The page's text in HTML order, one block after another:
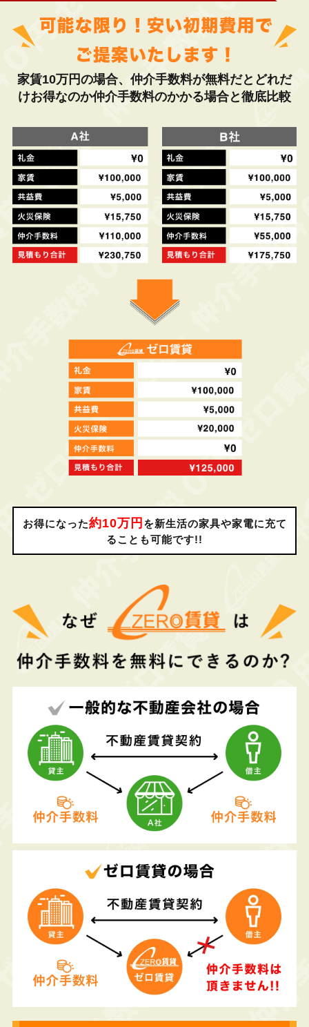
家賃10万円の場合、仲介手数料が無料だとどれだ
けお得なのか仲介手数料のかかる場合と徹底比較
お得になった約10万円 を新生活の家具や家電に充て
ることも可能です!!